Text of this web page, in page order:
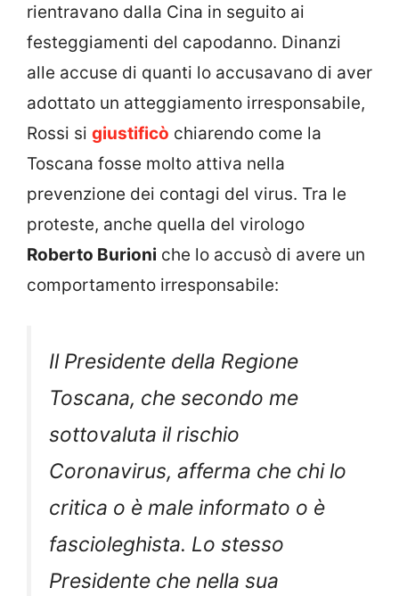
rientravano dalla Cina in seguito ai
festeggiamenti del capodanno. Dinanzi
alle accuse di quanti lo accusavano di aver
adottato un atteggiamento irresponsabile,
Rossi si giustificò chiarendo come la
Toscana fosse molto attiva nella
prevenzione dei contagi del virus. Tra le
proteste, anche quella del virologo
Roberto Burioni che lo accusò di avere un
comportamento irresponsabile:
Il Presidente della Regione
Toscana, che secondo me
sottovaluta il rischio
Coronavirus, afferma che chi lo
critica o è male informato o è
fascioleghista. Lo stesso
Presidente che nella sua